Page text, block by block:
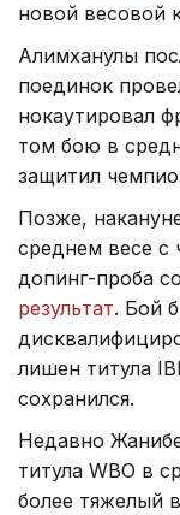
новой весовой
Алимханулы
поединок
нокаутировал
том бою в
защитил
Позже,
среднем весе с
допинг-проба
результат. Бой
лишен титула
сохранился.
Недавно
титула WBO в
более тяжелый